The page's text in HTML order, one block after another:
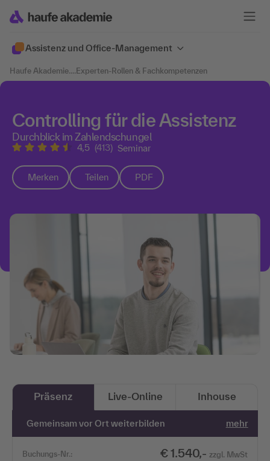
Assistenz und Office-Management
Haufe Akademie....Experten-Rollen & Fachkompetenzen
Controlling für die Assistenz
Durchblick im Zahlendschungel
4,5 (413) Seminar
Merken Teilen PDF
Präsenz Live-Online Inhouse
Gemeinsam vor Ort weiterbilden mehr
Buchungs-Nr.: € 1.540,- zzgl. MwSt